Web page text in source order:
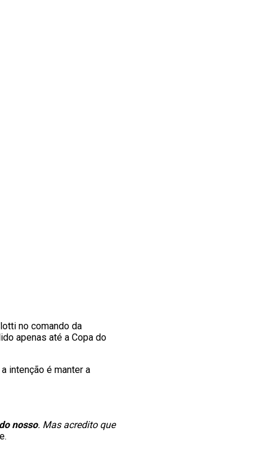
no comando da
apenas até a Copa do
intenção é manter a
nosso. Mas acredito que